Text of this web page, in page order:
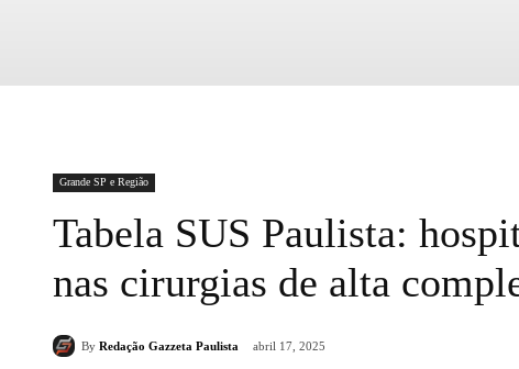
Grande SP e Região
Tabela SUS Paulista:
nas cirurgias de alta
By Redação Gazzeta Paulista abril 17, 2025